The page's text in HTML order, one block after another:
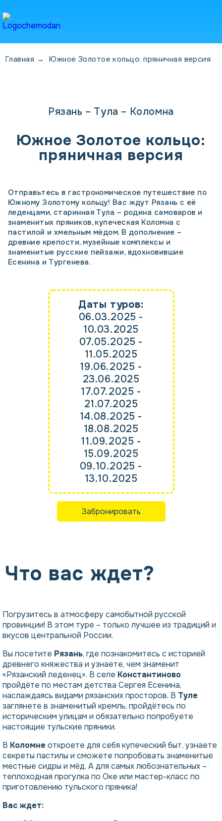
Главная → Южное Золотое кольцо: пряничная версия
Рязань – Тула – Коломна
Южное Золотое кольцо:
пряничная версия
Отправьтесь в гастрономическое путешествие по
Южному Золотому кольцу! Вас ждут Рязань с её
леденцами, старинная Тула – родина самоваров и
знаменитых пряников, купеческая Коломна с
пастилой и хмельным мёдом. В дополнение –
древние крепости, музейные комплексы и
знаменитые русские пейзажи, вдохновившие
Есенина и Тургенева.
Даты туров:
06.03.2025 -
10.03.2025
07.05.2025 -
11.05.2025
19.06.2025 -
23.06.2025
17.07.2025 -
21.07.2025
14.08.2025 -
18.08.2025
11.09.2025 -
15.09.2025
09.10.2025 -
13.10.2025
Забронировать
Что вас ждет?
Погрузитесь в атмосферу самобытной русской
провинции! В этом туре – только лучшее из традиций и
вкусов центральной России.
Вы посетите Рязань, где познакомитесь с историей
древнего княжества и узнаете, чем знаменит
«Рязанский леденец». В селе Константиново
пройдёте по местам детства Сергея Есенина,
наслаждаясь видами рязанских просторов. В Туле
заглянете в знаменитый кремль, пройдётесь по
историческим улицам и обязательно попробуете
настоящие тульские пряники.
В Коломне откроете для себя купеческий быт, узнаете
секреты пастилы и сможете попробовать знаменитые
местные сидры и мёд. А для самых любознательных –
теплоходная прогулка по Оке или мастер-класс по
приготовлению тульского пряника!
Вас ждет: